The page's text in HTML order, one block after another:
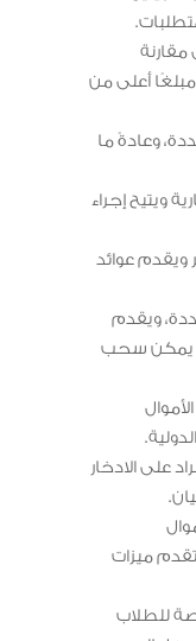
مقارنة
مبلغًا أعلى من
وعادةً ما
ويتيح إجراء
ويقدم عوائد
ويقدم
لا يمكن سحب
على الادخار
تقدم ميزات
للطلاب